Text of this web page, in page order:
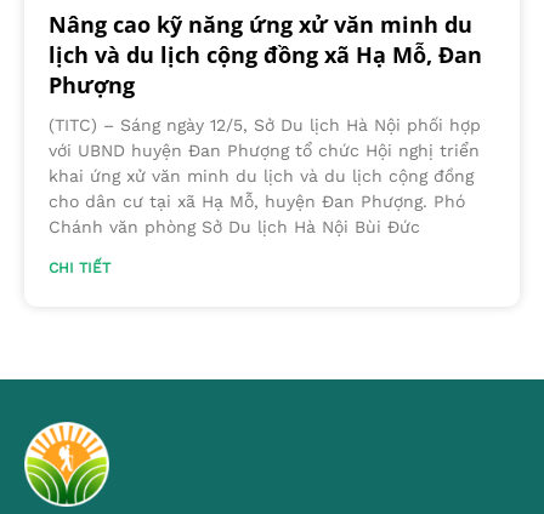
Nâng cao kỹ năng ứng xử văn minh du
lịch và du lịch cộng đồng xã Hạ Mỗ, Đan
Phượng
(TITC) – Sáng ngày 12/5, Sở Du lịch Hà Nội phối hợp
với UBND huyện Đan Phượng tổ chức Hội nghị triển
khai ứng xử văn minh du lịch và du lịch cộng đồng
cho dân cư tại xã Hạ Mỗ, huyện Đan Phượng. Phó
Chánh văn phòng Sở Du lịch Hà Nội Bùi Đức
CHI TIẾT